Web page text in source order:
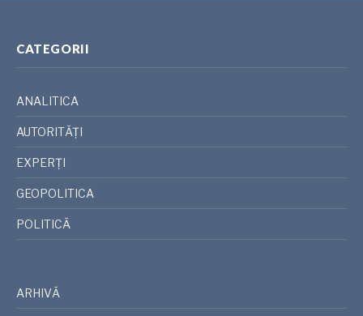
CATEGORII
ANALITICA
AUTORITĂȚI
EXPERȚI
GEOPOLITICA
POLITICĂ
ARHIVĂ